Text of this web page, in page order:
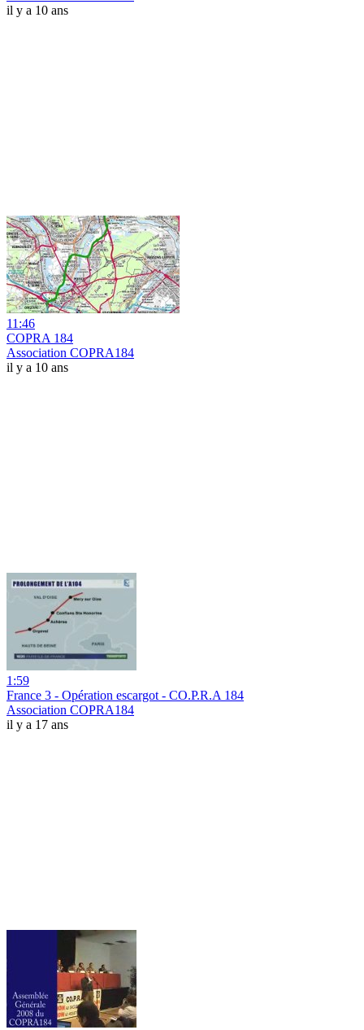
il y a 10 ans
11:46
COPRA 184
Association COPRA184
il y a 10 ans
1:59
France 3 - Opération escargot - CO.P.R.A 184
Association COPRA184
il y a 17 ans